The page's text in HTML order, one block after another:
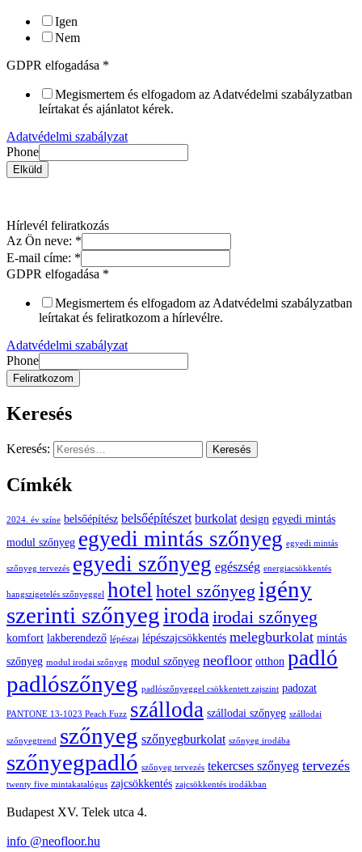
Igen
Nem
GDPR elfogadása *
Megismertem és elfogadom az Adatvédelmi szabályzatban
leírtakat és ajánlatot kérek.
Adatvédelmi szabályzat
Phone
Elküld
Hírlevél feliratkozás
Az Ön neve: *
E-mail címe: *
GDPR elfogadása *
Megismertem és elfogadom az Adatvédelmi szabályzatban
leírtakat és feliratkozom a hírlevélre.
Adatvédelmi szabályzat
Phone
Feliratkozom
Keresés
Keresés:
Címkék
2024. év színe belsőépítész belsőépítészet burkolat design egyedi mintás
modul szőnyeg egyedi mintás szőnyeg egyedi mintás
szőnyeg tervezés egyedi szőnyeg egészség energiacsökkentés
hangszigetelés szőnyeggel hotel hotel szőnyeg igény
szerinti szőnyegirodairodai szőnyeg
komfort lakberendező lépészaj lépészajcsökkentés melegburkolat mintás
szőnyeg modul irodai szőnyeg modul szőnyeg neofloor otthon padló
padlószőnyeg padlószőnyeggel csökkentett zajszint padozat
PANTONE 13-1023 Peach Fuzz szálloda szállodai szőnyeg szállodai
szőnyegtrend szőnyeg szőnyegburkolat szőnyeg irodába
szőnyegpadló szőnyeg tervezés tekercses szőnyeg tervezés
twenty five mintakatalógus zajcsökkentés zajcsökkentés irodákban
Budapest XV. Telek utca 4.
info @neofloor.hu